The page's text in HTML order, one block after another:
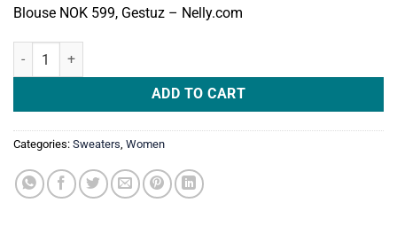
Blouse NOK 599, Gestuz – Nelly.com
Sweat Blouse Gestuz quantity
ADD TO CART
Categories: Sweaters, Women